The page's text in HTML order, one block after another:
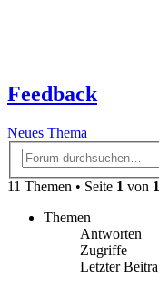
Feedback
Neues Thema
11 Themen • Seite 1 von 1
Themen
Antworten
Zugriffe
Letzter